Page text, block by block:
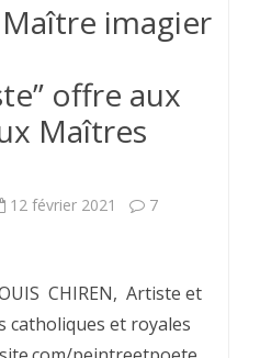
imagier
offre aux
Maîtres
12 février 2021
7
CHIREN, Artiste et
catholiques et royales